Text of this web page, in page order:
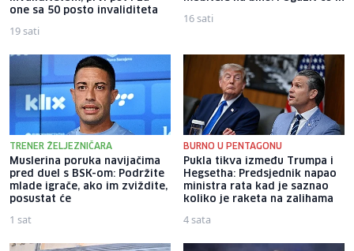
one sa 50 posto invaliditeta
19 sati
16 sati
TRENER ŽELJEZNIČARA
Muslerina poruka navijačima
pred duel s BSK-om: Podržite
mlade igrače, ako im zviždite,
posustat će
1 sat
BURNO U PENTAGONU
Pukla tikva između Trumpa i
Hegsetha: Predsjednik napao
ministra rata kad je saznao
koliko je raketa na zalihama
4 sata